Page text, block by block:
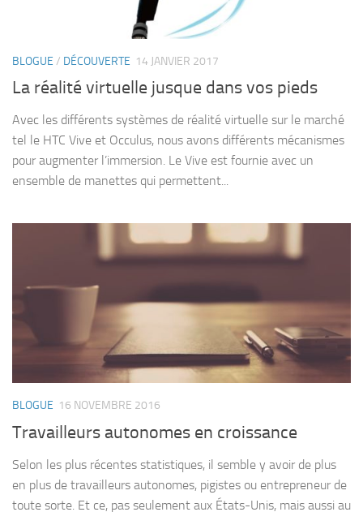
BLOGUE / DÉCOUVERTE 14 JANVIER 2017
La réalité virtuelle jusque dans vos pieds
Avec les différents systèmes de réalité virtuelle sur le marché
tel le HTC Vive et Occulus, nous avons différents mécanismes
pour augmenter l’immersion. Le Vive est fournie avec un
ensemble de manettes qui permettent...
BLOGUE 16 NOVEMBRE 2016
Travailleurs autonomes en croissance
Selon les plus récentes statistiques, il semble y avoir de plus
en plus de travailleurs autonomes, pigistes ou entrepreneur de
toute sorte. Et ce, pas seulement aux États-Unis, mais aussi au